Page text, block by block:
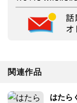
関連作品
はたら